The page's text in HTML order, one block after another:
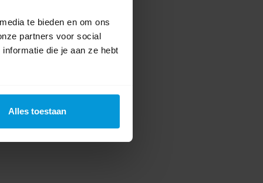
te bieden en om ons
partners voor social
die je aan ze hebt
Alles toestaan